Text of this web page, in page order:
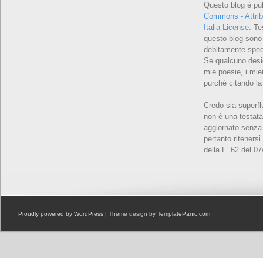
Questo blog è
Commons -
Italia License.
questo blog
debitamente
Se qualcuno
mie poesie, i
purchè citando
Credo sia
non è una
aggiornato
pertanto
della L. 62 del
Proudly powered by WordPress | Theme design by TemplatePanic.com